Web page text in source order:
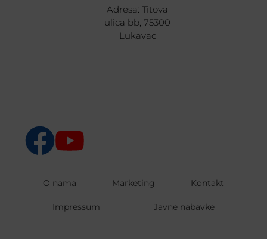
Adresa: Titova
ulica bb, 75300
Lukavac
O nama Marketing Kontakt
Impressum Javne nabavke